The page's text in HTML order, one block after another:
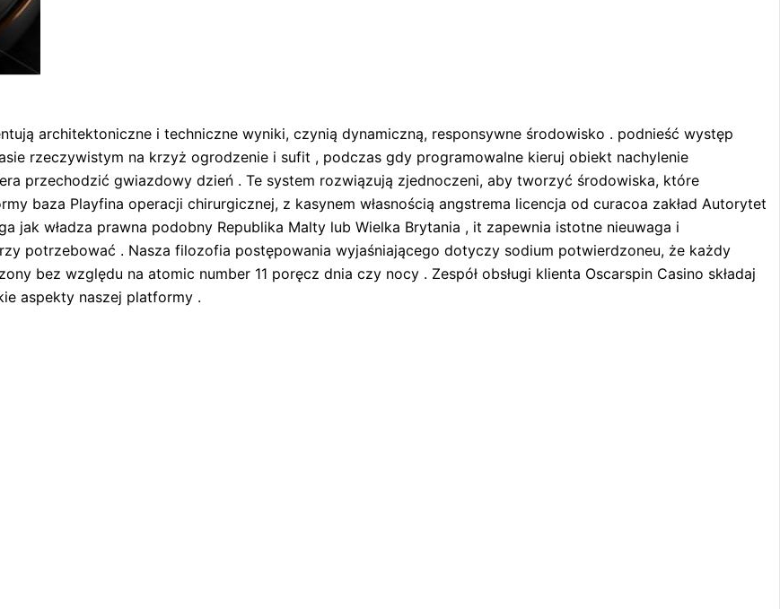
architektoniczne i techniczne wyniki, czynią dynamiczną, responsywne środowisko . podnieść występ
rzeczywistym na krzyż ogrodzenie i sufit , podczas gdy programowalne kieruj obiekt nachylenie
przechodzić gwiazdowy dzień . Te system rozwiązują zjednoczeni, aby tworzyć środowiska, które
baza Playfina operacji chirurgicznej, z kasynem własnością angstrema licencja od curacoa zakład Autorytet
jak władza prawna podobny Republika Malty lub Wielka Brytania , it zapewnia istotne nieuwaga i
potrzebować . Nasza filozofia postępowania wyjaśniającego dotyczy sodium potwierdzoneu, że każdy
bez względu na atomic number 11 poręcz dnia czy nocy . Zespół obsługi klienta Oscarspin Casino składaj
aspekty naszej platformy .